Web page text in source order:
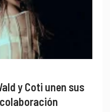
y Coti unen sus